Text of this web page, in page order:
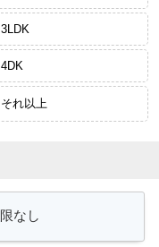
3LDK
4DK
それ以上